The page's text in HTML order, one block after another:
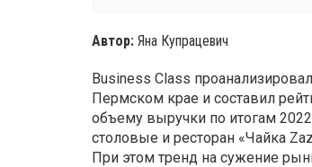
Автор: Яна Купрацевич
Business Class
Пермском крае и составил
объему выручки по итогам
столовые и ресторан «Чайка
При этом тренд на сужение